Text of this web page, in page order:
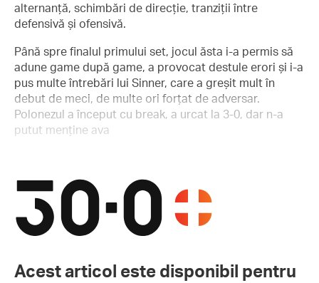
alternanță, schimbări de direcție, tranziții între
defensivă și ofensivă.
Până spre finalul primului set, jocul ăsta i-a permis să
adune game după game, a provocat destule erori și i-a
pus multe întrebări lui Sinner, care a greșit mult în
debut de meci, de multe ori forțat de adversar.
Polonezul a început cu break, a urcat la 3-0, dar n-a
putut menține ava
Acest articol este disponibil pentru